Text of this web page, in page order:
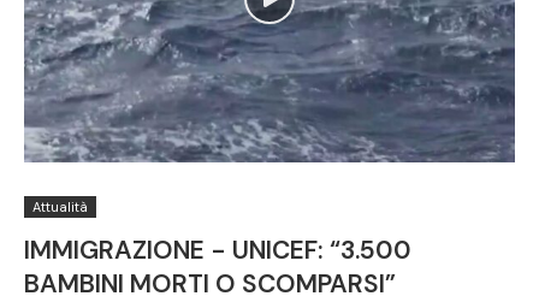
Attualità
IMMIGRAZIONE - UNICEF: “3.500
BAMBINI MORTI O SCOMPARSI”